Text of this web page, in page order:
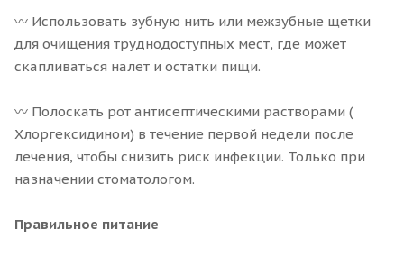
〰 Использовать зубную нить или межзубные щетки
для очищения труднодоступных мест, где может
скапливаться налет и остатки пищи.
〰 Полоскать рот антисептическими растворами (
Хлоргексидином) в течение первой недели после
лечения, чтобы снизить риск инфекции. Только при
назначении стоматологом.
Правильное питание